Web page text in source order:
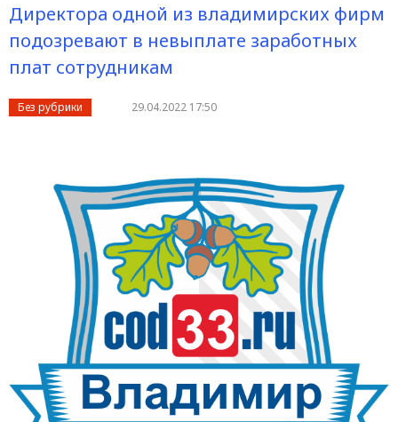
Директора одной из владимирских фирм
подозревают в невыплате заработных
плат сотрудникам
Без рубрики 29.04.2022 17:50